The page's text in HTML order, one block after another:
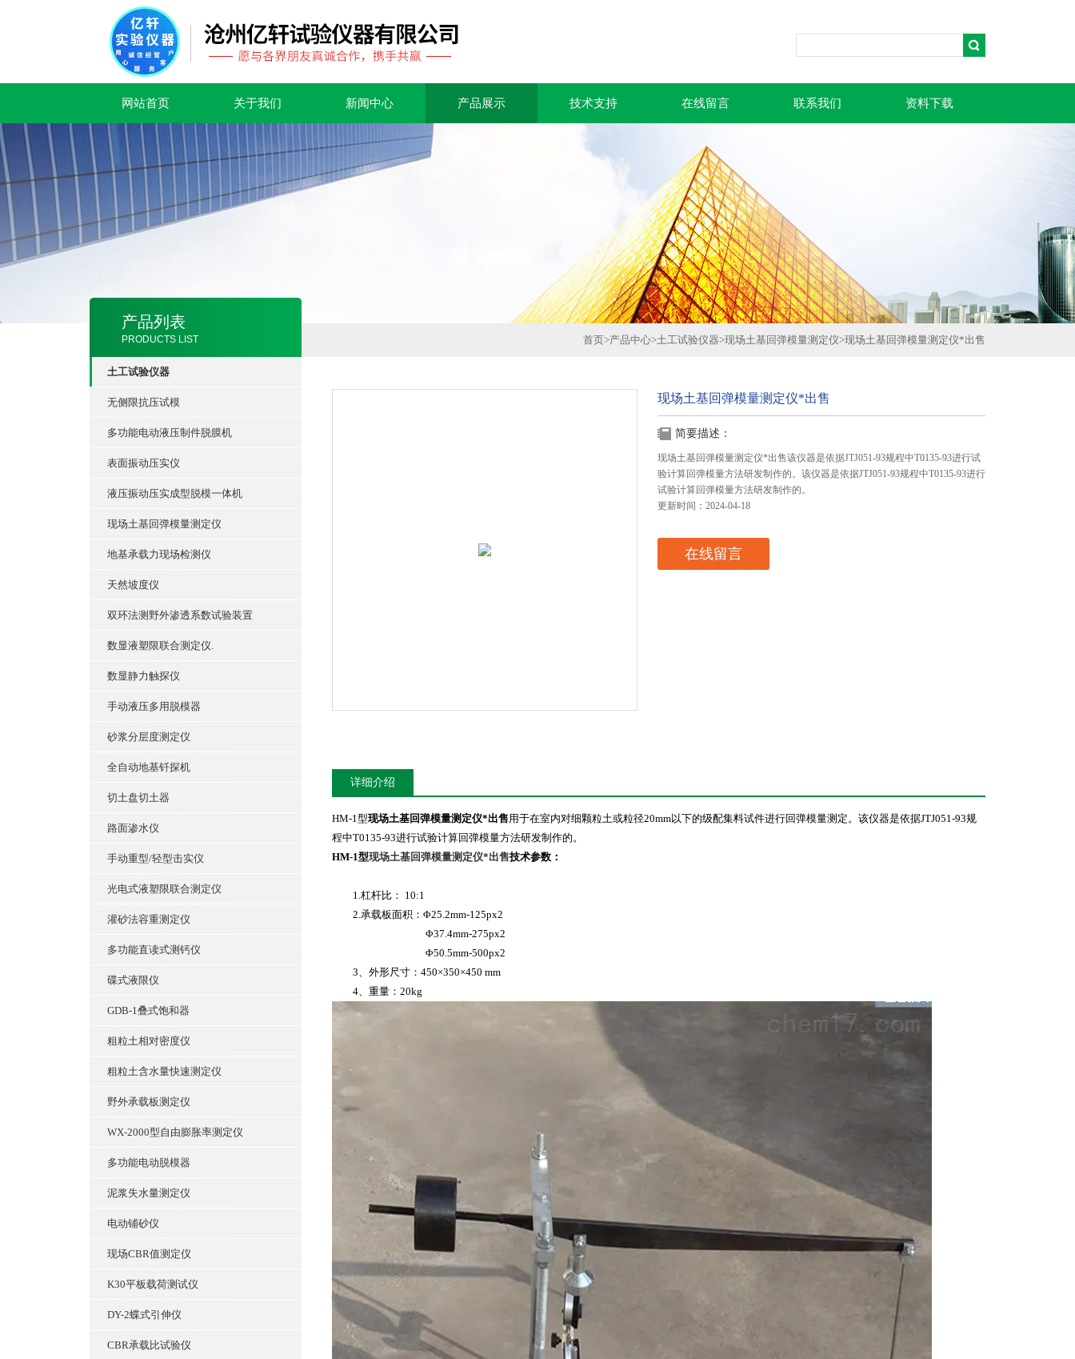
网站首页 关于我们 新闻中心 产品展示 技术支持 在线留言 联系我们 资料下载
产品列表
PRODUCTS LIST
土工试验仪器
无侧限抗压试模
多功能电动液压制件脱膜机
表面振动压实仪
液压振动压实成型脱模一体机
现场土基回弹模量测定仪
地基承载力现场检测仪
天然坡度仪
双环法测野外渗透系数试验装置
数显液塑限联合测定仪.
数显静力触探仪
手动液压多用脱模器
砂浆分层度测定仪
全自动地基钎探机
切土盘切土器
路面渗水仪
手动重型/轻型击实仪
光电式液塑限联合测定仪
灌砂法容重测定仪
多功能直读式测钙仪
碟式液限仪
GDB-1叠式饱和器
粗粒土相对密度仪
粗粒土含水量快速测定仪
野外承载板测定仪
WX-2000型自由膨胀率测定仪
多功能电动脱模器
泥浆失水量测定仪
电动铺砂仪
现场CBR值测定仪
K30平板载荷测试仪
DY-2蝶式引伸仪
CBR承载比试验仪
首页>产品中心>土工试验仪器>现场土基回弹模量测定仪>现场土基回弹模量测定仪*出售
现场土基回弹模量测定仪*出售
简要描述：
现场土基回弹模量测定仪*出售该仪器是依据JTJ051-93规程中T0135-93进行试
验计算回弹模量方法研发制作的。该仪器是依据JTJ051-93规程中T0135-93进行
试验计算回弹模量方法研发制作的。
更新时间：2024-04-18
在线留言
详细介绍
HM-1型现场土基回弹模量测定仪*出售用于在室内对细颗粒土或粒径20mm以下的级配集料试件进行回弹模量测定。 该仪器是依据JTJ051-93规
程中T0135-93进行试验计算回弹模量方法研发制作的。
HM-1型现场土基回弹模量测定仪*出售技术参数：
1.杠杆比： 10:1
2.承载板面积：Φ25.2mm-125px2
Φ37.4mm-275px2
Φ50.5mm-500px2
3、外形尺寸：450×350×450 mm
4、重量：20kg